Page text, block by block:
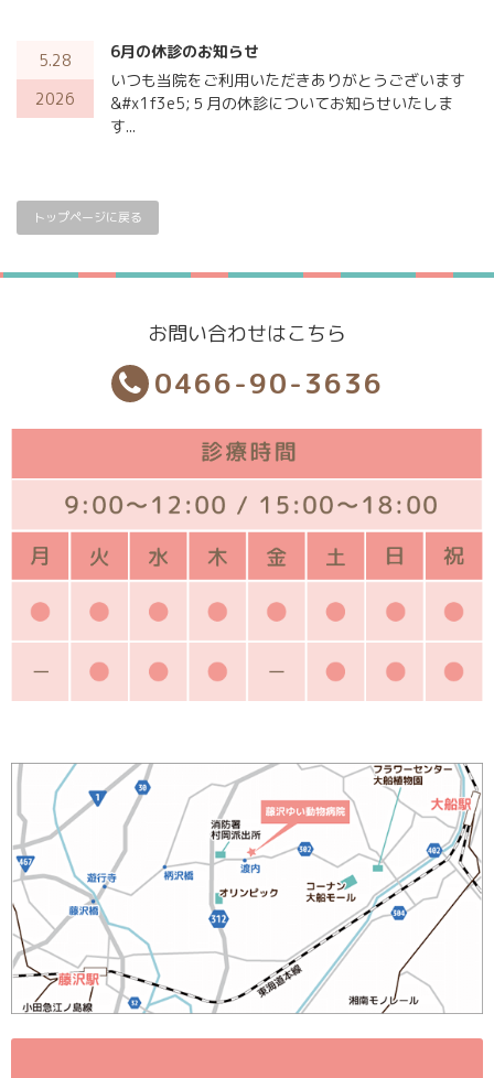
5.28
2026
6月の休診のお知らせ
いつも当院をご利用いただきありがとうございます
&#x1f3e5;５月の休診についてお知らせいたしま
す...
トップページに戻る
お問い合わせはこちら
0466-90-3636